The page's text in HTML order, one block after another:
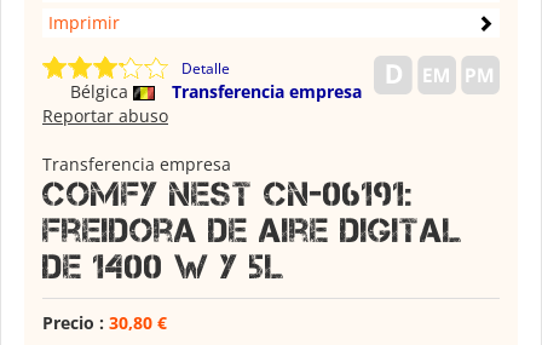
Imprimir
Detalle
Bélgica
Transferencia empresa
Reportar abuso
Transferencia empresa
Comfy Nest CN-06191:
Freidora de Aire Digital
de 1400 W y 5L
Precio : 30,80 €